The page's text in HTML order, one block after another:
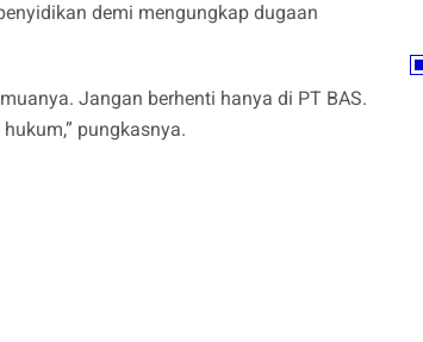
demi mengungkap dugaan
Jangan berhenti hanya di PT BAS.
pungkasnya.